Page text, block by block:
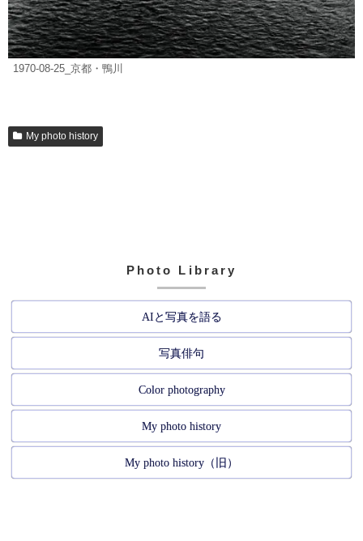
1970-08-25_京都・鴨川
My photo history
Photo Library
AIと写真を語る
写真俳句
Color photography
My photo history
My photo history（旧）